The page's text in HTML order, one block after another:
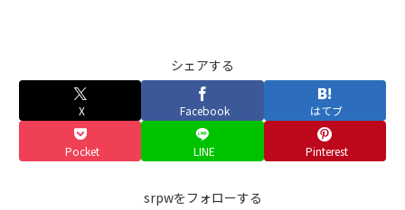
シェアする
X Facebook はてブ
Pocket LINE Pinterest
srpwをフォローする